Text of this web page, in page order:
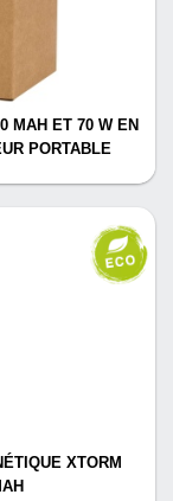
MAH ET 70 W EN
PORTABLE
XTORM